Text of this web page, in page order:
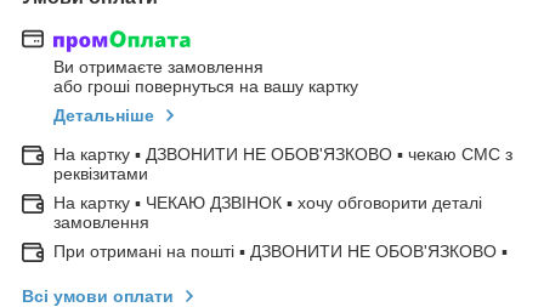
Ви отримаєте замовлення
або гроші повернуться на вашу картку
Детальніше
На картку ▪ ДЗВОНИТИ НЕ ОБОВ'ЯЗКОВО ▪ чекаю СМС з
реквізитами
На картку ▪ ЧЕКАЮ ДЗВІНОК ▪ хочу обговорити деталі
замовлення
При отримані на пошті ▪ ДЗВОНИТИ НЕ ОБОВ'ЯЗКОВО ▪
Всі умови оплати